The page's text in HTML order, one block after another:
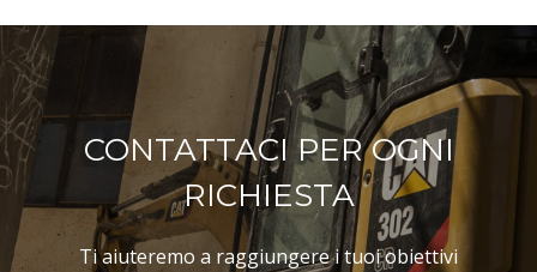
CONTATTACI PER OGNI
RICHIESTA
Ti aiuteremo a raggiungere i tuoi obiettivi